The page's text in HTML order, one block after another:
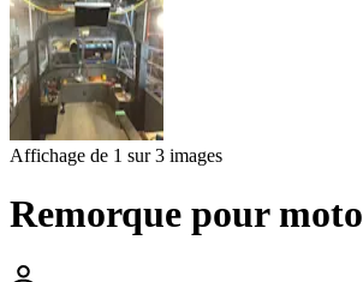
Affichage de 1 sur 3 images
Remorque pour moto